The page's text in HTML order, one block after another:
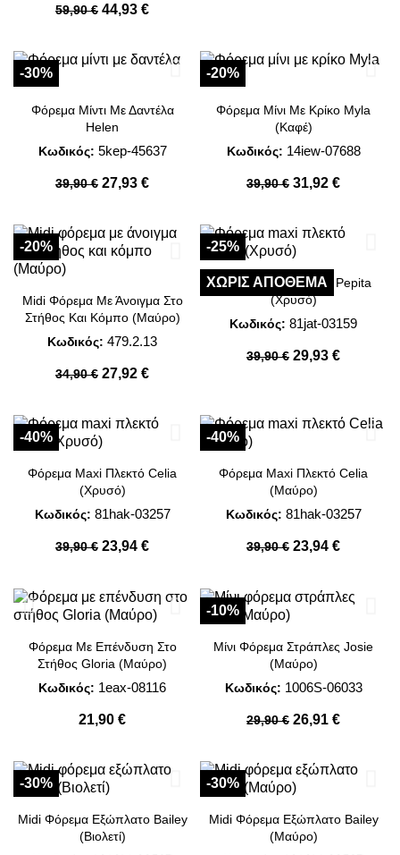
59,90 € 44,93 €
Φόρεμα Μίντι Με Δαντέλα
Helen
Κωδικός: 5kep-45637
39,90 € 27,93 €
-30%
Φόρεμα Μίνι Με Κρίκο Myla
(Καφέ)
Κωδικός: 14iew-07688
39,90 € 31,92 €
-20%
Midi Φόρεμα Με Άνοιγμα Στο
Στήθος Και Κόμπο (Μαύρο)
Κωδικός: 479.2.13
34,90 € 27,92 €
-20%
Φόρεμα Maxi Πλεκτό Pepita
(Χρυσό)
Κωδικός: 81jat-03159
39,90 € 29,93 €
-25%
ΧΩΡΊΣ ΑΠΌΘΕΜΑ
Φόρεμα Maxi Πλεκτό Celia
(Χρυσό)
Κωδικός: 81hak-03257
39,90 € 23,94 €
-40%
Φόρεμα Maxi Πλεκτό Celia
(Μαύρο)
Κωδικός: 81hak-03257
39,90 € 23,94 €
-40%
Φόρεμα Με Επένδυση Στο
Στήθος Gloria (Μαύρο)
Κωδικός: 1eax-08116
21,90 €
Μίνι Φόρεμα Στράπλες Josie
(Μαύρο)
Κωδικός: 1006S-06033
29,90 € 26,91 €
-10%
Midi Φόρεμα Εξώπλατο Bailey
(Βιολετί)
-30%
Midi Φόρεμα Εξώπλατο Bailey
(Μαύρο)
-30%